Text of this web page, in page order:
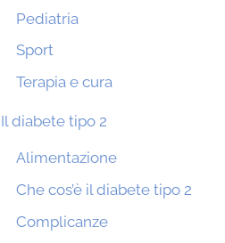
Pediatria
Sport
Terapia e cura
Il diabete tipo 2
Alimentazione
Che cos’è il diabete tipo 2
Complicanze